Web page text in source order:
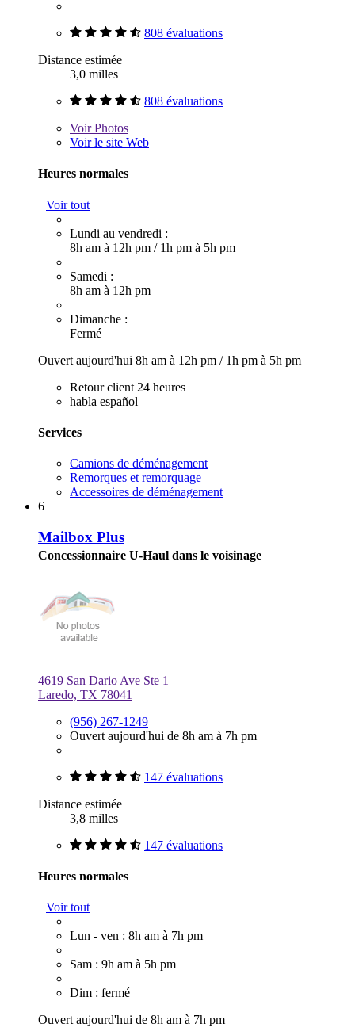
808 évaluations
Distance estimée
3,0 milles
808 évaluations
VoirPhotos
Voir le site Web
Heures normales
Voir tout
Lundi au vendredi :
8h am à 12h pm / 1h pm à 5h pm
Samedi :
8h am à 12h pm
Dimanche :
Fermé
Ouvert aujourd'hui 8h am à 12h pm / 1h pm à 5h pm
Retour client 24 heures
habla español
Services
Camions de déménagement
Remorques et remorquage
Accessoires de déménagement
6
Mailbox Plus
Concessionnaire U-Haul dans le voisinage
4619 San Dario Ave Ste 1
Laredo, TX 78041
(956) 267-1249
Ouvert aujourd'hui de 8h am à 7h pm
147 évaluations
Distance estimée
3,8 milles
147 évaluations
Heures normales
Voir tout
Lun - ven : 8h am à 7h pm
Sam : 9h am à 5h pm
Dim : fermé
Ouvert aujourd'hui de 8h am à 7h pm